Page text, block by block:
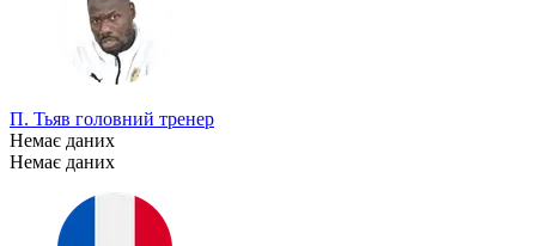
П. Тьяв головний тренер
Немає даних
Немає даних